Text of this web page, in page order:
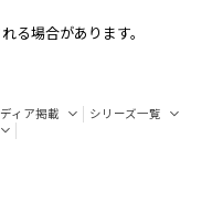
る場合があります。
ィア掲載
シリーズ一覧